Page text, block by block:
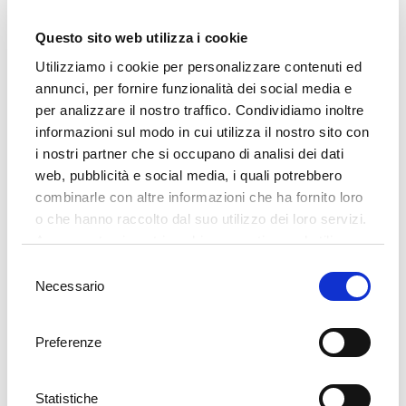
Questo sito web utilizza i cookie
Utilizziamo i cookie per personalizzare contenuti ed
annunci, per fornire funzionalità dei social media e
per analizzare il nostro traffico. Condividiamo inoltre
informazioni sul modo in cui utilizza il nostro sito con
i nostri partner che si occupano di analisi dei dati
web, pubblicità e social media, i quali potrebbero
combinarle con altre informazioni che ha fornito loro
o che hanno raccolto dal suo utilizzo dei loro servizi.
Acconsenta ai nostri cookie se continua ad utilizzare
delNecessario
Preferenze
Statistiche
1/ 9
Nonostante la vicinanza della città con il suo ritmo
tranquillità e quiete. L'hotel dispone di 49 camere, 31 delle
altre camere vi consentono di vedere quello che succede in
le camere e in tutte le aree comuni così potrete connettervi